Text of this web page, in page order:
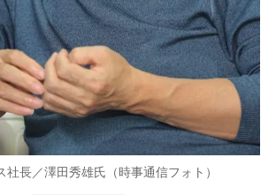
社長／澤田秀雄氏（時事通信フォト）